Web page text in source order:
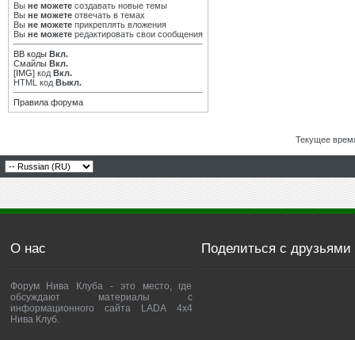
Вы не можете создавать новые темы
Вы не можете отвечать в темах
Вы не можете прикреплять вложения
Вы не можете редактировать свои сообщения
BB коды Вкл.
Смайлы Вкл.
[IMG] код Вкл.
HTML код Выкл.
Правила форума
Текущее
О нас
Форум Нива Клуба - это место, где
обсуждают материалы с
информационного сайта LADA 4x4
Нива Клуб.
Поделиться с друзьями